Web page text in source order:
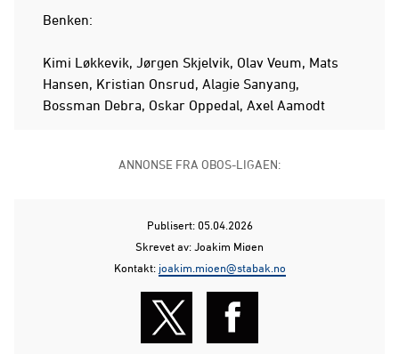
Benken:
Kimi Løkkevik, Jørgen Skjelvik, Olav Veum, Mats
Hansen, Kristian Onsrud, Alagie Sanyang,
Bossman Debra, Oskar Oppedal, Axel Aamodt
ANNONSE FRA OBOS-LIGAEN:
Publisert: 05.04.2026
Skrevet av: Joakim Miøen
Kontakt: joakim.mioen@stabak.no